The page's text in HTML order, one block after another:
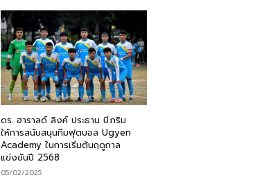
ดร. ฮาราลด์ ลิงค์ ประธาน บี.กริม
ให้การสนับสนุนทีมฟุตบอล Ugyen
Academy ในการเริ่มต้นฤดูกาล
แข่งขันปี 2568
05/02/2025